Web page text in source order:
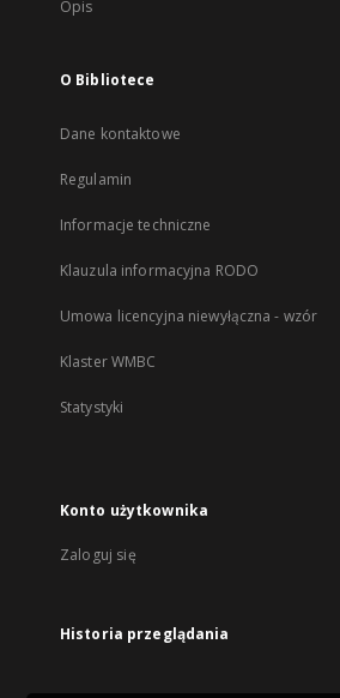
Opis
O Bibliotece
Dane kontaktowe
Regulamin
Informacje techniczne
Klauzula informacyjna RODO
Umowa licencyjna niewyłączna - wzór
Klaster WMBC
Statystyki
Konto użytkownika
Zaloguj się
Historia przeglądania